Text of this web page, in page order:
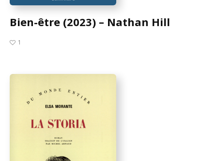
Bien-être (2023) – Nathan Hill
1